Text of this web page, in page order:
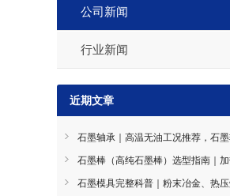
公司新闻
行业新闻
近期文章
石墨轴承｜高温无油工况推荐，石
材质分类与选型指南
石墨棒（高纯石墨棒）选型指南｜加
导电、搅拌石墨棒使用技巧
石墨模具完整科普｜粉末冶金、热